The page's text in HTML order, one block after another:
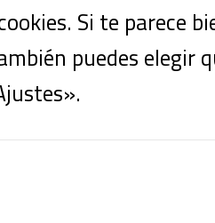
Si te parece
puedes elegir